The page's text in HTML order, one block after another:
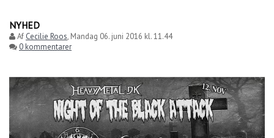
NYHED
Af Cecilie Roos, Mandag 06. juni 2016 kl. 11.44
0 kommentarer